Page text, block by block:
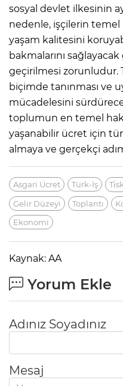
sosyal devlet ilkesinin
nedenle, işçilerin temel
yaşam kalitesini
bakmalarını
geçirilmesi zorunludur.
biçimde tanınması ve
mücadelesini
toplumun en temel
yaşanabilir ücret için
almaya ve gerçekçi
Asgari Ücret Türk-İş Ti̇sk
Gelir Düzeyi
Toplantı
Ekonomi
Kaynak: AA
Yorum Ekle
Adınız Soyadınız
Mesaj